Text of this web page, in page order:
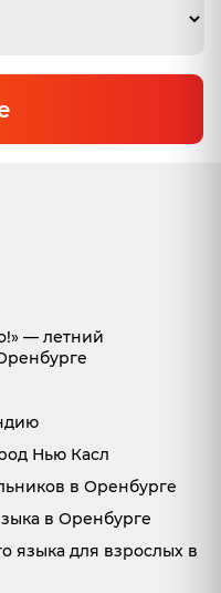
— летний
Нью Касл
в Оренбурге
в Оренбурге
языка для взрослых в